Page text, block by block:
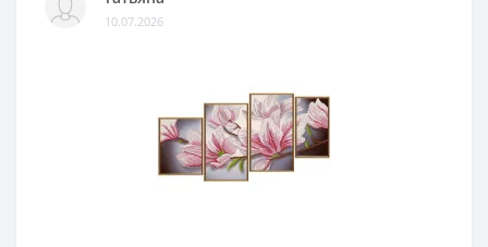
10.07.2026